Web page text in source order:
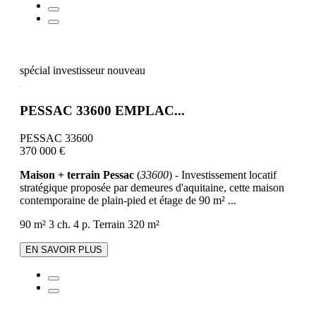
spécial investisseur nouveau
PESSAC 33600 EMPLAC...
PESSAC 33600
370 000 €
Maison + terrain Pessac (33600) - Investissement locatif
stratégique proposée par demeures d'aquitaine, cette maison
contemporaine de plain-pied et étage de 90 m² ...
90 m² 3 ch. 4 p. Terrain 320 m²
EN SAVOIR PLUS